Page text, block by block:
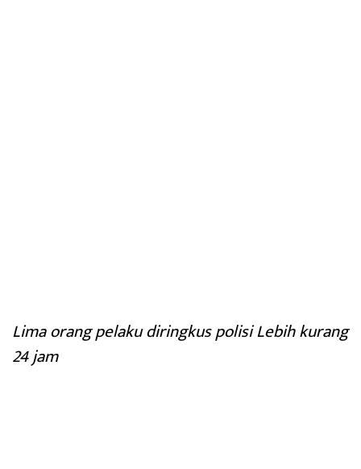
Lima orang pelaku diringkus polisi Lebih kurang
24 jam